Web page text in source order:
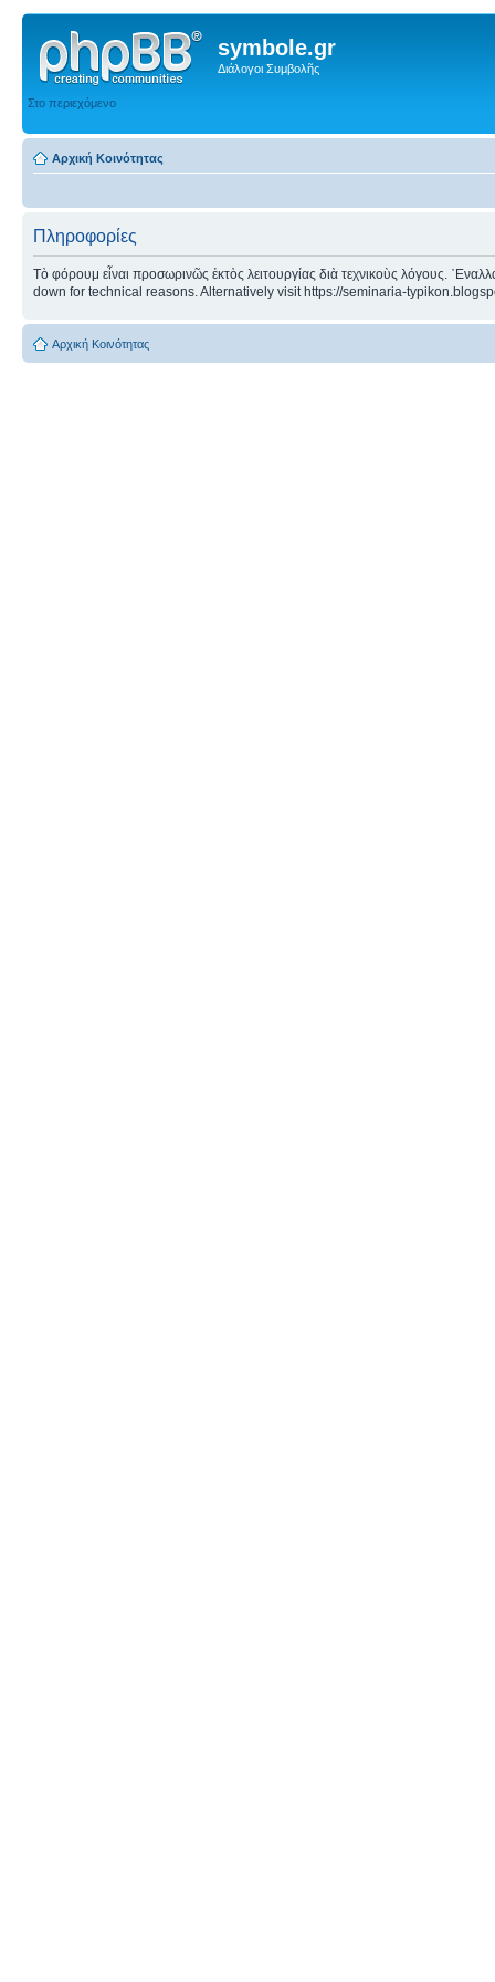
symbole.gr
Διάλογοι Συμβολῆς
Στο περιεχόμενο
Αρχική Κοινότητας
Πληροφορίες
Τὸ φόρουμ εἶναι προσωρινῶς ἐκτὸς λειτουργίας διὰ τεχνικοὺς λόγους.
down for technical reasons. Alternatively visit https://seminaria-
Αρχική Κοινότητας